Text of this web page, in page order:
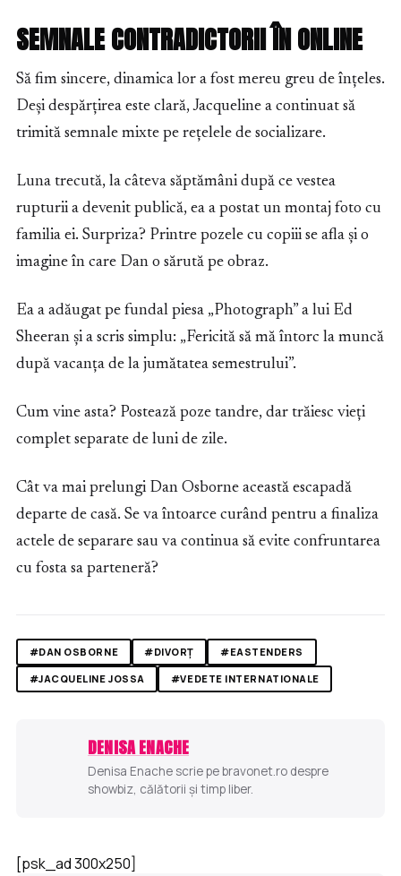
SEMNALE CONTRADICTORII ÎN ONLINE
Să fim sincere, dinamica lor a fost mereu greu de înțeles.
Deși despărțirea este clară, Jacqueline a continuat să
trimită semnale mixte pe rețelele de socializare.
Luna trecută, la câteva săptămâni după ce vestea
rupturii a devenit publică, ea a postat un montaj foto cu
familia ei. Surpriza? Printre pozele cu copiii se afla și o
imagine în care Dan o sărută pe obraz.
Ea a adăugat pe fundal piesa „Photograph” a lui Ed
Sheeran și a scris simplu: „Fericită să mă întorc la muncă
după vacanța de la jumătatea semestrului”.
Cum vine asta? Postează poze tandre, dar trăiesc vieți
complet separate de luni de zile.
Cât va mai prelungi Dan Osborne această escapadă
departe de casă. Se va întoarce curând pentru a finaliza
actele de separare sau va continua să evite confruntarea
cu fosta sa parteneră?
#DAN OSBORNE #DIVORȚ
#EASTENDERS
#JACQUELINE JOSSA
#VEDETE INTERNATIONALE
DENISA ENACHE
Denisa Enache scrie pe bravonet.ro despre
showbiz, călătorii și timp liber.
[psk_ad 300x250]